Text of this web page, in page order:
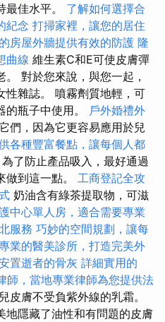
最佳水平。 了解如何選擇合
紀念 打掃家裡，讓您的居住
房屋外牆提供有效的防護 隆
曲線 維生素C和E可使皮膚彈
對於您來說，與您一起，
性雜誌。 噴霧劑質地輕，可
瓶子中使用。 戶外婚禮外
們，因為它更容易應用於兒
各種豐富餐點，讓每個人都
了防止產品吸入，最好通過
做到這一點。 工商登記全攻
奶油含有綠茶提取物，可滋
中心單人房，適合需要專業
服務 巧妙的空間規劃，讓每
業的醫美診所，打造完美外
置逝者的骨灰 詳細實用的
師，當地專業律師為您提供法
皮膚不受負紫外線的乳霜。
地隱藏了油性和有問題的皮膚